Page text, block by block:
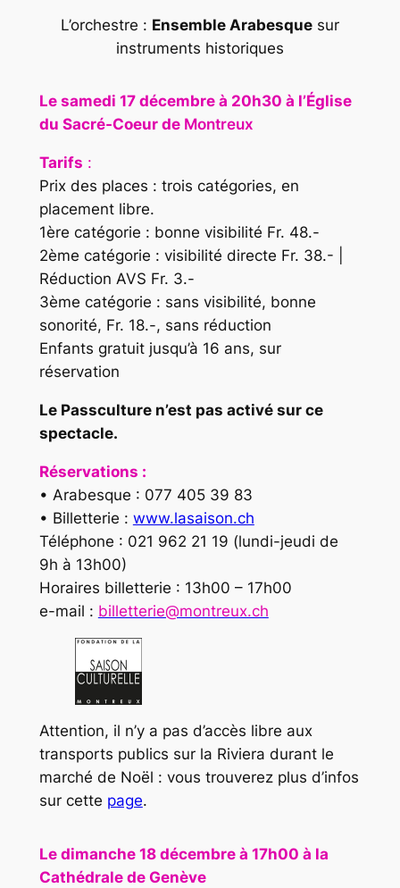
L’orchestre : Ensemble Arabesque sur
instruments historiques
Le samedi 17 décembre à 20h30 à l’Église
du Sacré-Coeur de Montreux
Tarifs :
Prix des places : trois catégories, en
placement libre.
1ère catégorie : bonne visibilité Fr. 48.-
2ème catégorie : visibilité directe Fr. 38.- |
Réduction AVS Fr. 3.-
3ème catégorie : sans visibilité, bonne
sonorité, Fr. 18.-, sans réduction
Enfants gratuit jusqu’à 16 ans, sur
réservation
Le Passculture n’est pas activé sur ce
spectacle.
Réservations :
• Arabesque : 077 405 39 83
• Billetterie : www.lasaison.ch
Téléphone : 021 962 21 19 (lundi-jeudi de
9h à 13h00)
Horaires billetterie : 13h00 – 17h00
e-mail : billetterie@montreux.ch
Attention, il n’y a pas d’accès libre aux
transports publics sur la Riviera durant le
marché de Noël : vous trouverez plus d’infos
sur cette page.
Le dimanche 18 décembre à 17h00 à la
Cathédrale de Genève